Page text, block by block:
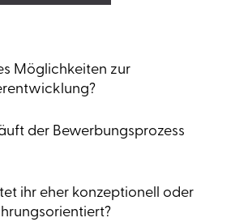
Möglichkeiten zur
der Bewerbungsprozess
ihr eher konzeptionell oder